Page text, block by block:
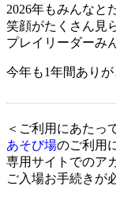
2026年もみんなと
笑顔がたくさん見
プレイリーダーみ
今年も1年間ありが
＜ご利用にあたっ
あそび場のご利用
専用サイトでのア
ご入場お手続きが